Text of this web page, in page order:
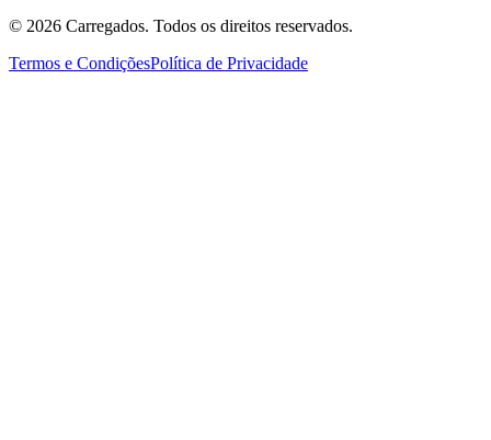
© 2026 Carregados. Todos os direitos reservados.
Termos e CondiçõesPolítica de Privacidade